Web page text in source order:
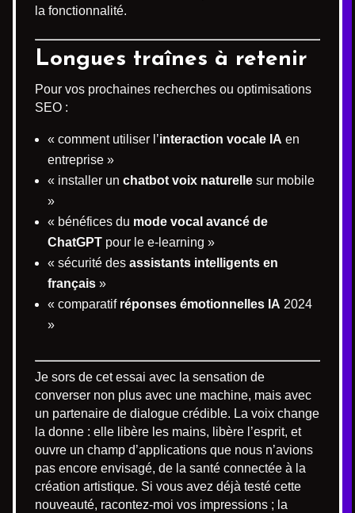
la fonctionnalité.
Longues traînes à retenir
Pour vos prochaines recherches ou optimisations
SEO :
« comment utiliser l’interaction vocale IA en
entreprise »
« installer un chatbot voix naturelle sur mobile
»
« bénéfices du mode vocal avancé de
ChatGPT pour le e-learning »
« sécurité des assistants intelligents en
français »
« comparatif réponses émotionnelles IA 2024
»
Je sors de cet essai avec la sensation de
converser non plus avec une machine, mais avec
un partenaire de dialogue crédible. La voix change
la donne : elle libère les mains, libère l’esprit, et
ouvre un champ d’applications que nous n’avions
pas encore envisagé, de la santé connectée à la
création artistique. Si vous avez déjà testé cette
nouveauté, racontez-moi vos impressions ; la